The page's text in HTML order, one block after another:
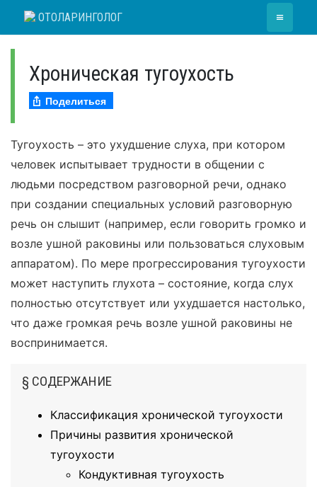
ОТОЛАРИНГОЛОГ ≡
Хроническая тугоухость
Поделиться
Тугоухость – это ухудшение слуха, при котором
человек испытывает трудности в общении с
людьми посредством разговорной речи, однако
при создании специальных условий разговорную
речь он слышит (например, если говорить громко и
возле ушной раковины или пользоваться слуховым
аппаратом). По мере прогрессирования тугоухости
может наступить глухота – состояние, когда слух
полностью отсутствует или ухудшается настолько,
что даже громкая речь возле ушной раковины не
воспринимается.
§ СОДЕРЖАНИЕ
Классификация хронической тугоухости
Причины развития хронической
тугоухости
Кондуктивная тугоухость